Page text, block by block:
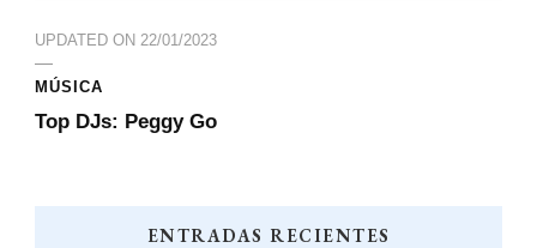
UPDATED ON 22/01/2023
MÚSICA
Top DJs: Peggy Go
ENTRADAS RECIENTES